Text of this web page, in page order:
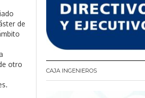
de
otro
CAJA INGENIEROS